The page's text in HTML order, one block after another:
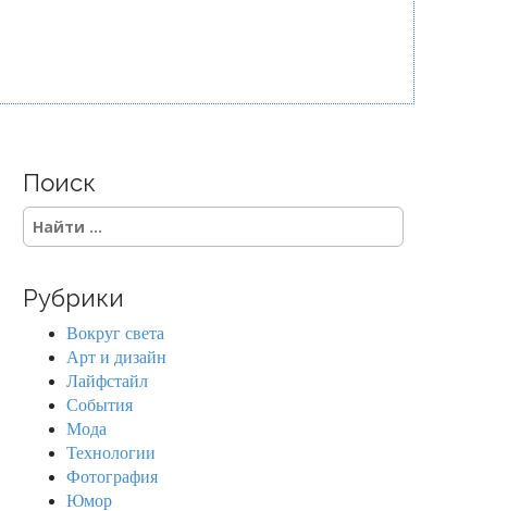
Поиск
S
e
c
Рубрики
Вокруг света
Арт и дизайн
Лайфстайл
События
Мода
Технологии
Фотография
Юмор